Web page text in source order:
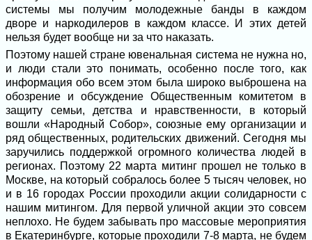
системы мы получим молодежные банды в каждом
дворе и наркодилеров в каждом классе. И этих детей
нельзя будет вообще ни за что наказать.
Поэтому нашей стране ювенальная система не нужна но,
и люди стали это понимать, особенно после того, как
информация обо всем этом была широко выброшена на
обозрение и обсуждение Общественным комитетом в
защиту семьи, детства и нравственности, в который
вошли «Народный Собор», союзные ему организации и
ряд общественных, родительских движений. Сегодня мы
заручились поддержкой огромного количества людей в
регионах. Поэтому 22 марта митинг прошел не только в
Москве, на который собралось более 5 тысяч человек, но
и в 16 городах России проходили акции солидарности с
нашим митингом. Для первой уличной акции это совсем
неплохо. Не будем забывать про массовые мероприятия
в Екатеринбурге, которые проходили 7-8 марта, не будем